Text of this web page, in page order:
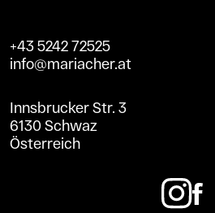
+43 5242 72525
info@mariacher.at
Innsbrucker Str. 3
6130 Schwaz
Österreich